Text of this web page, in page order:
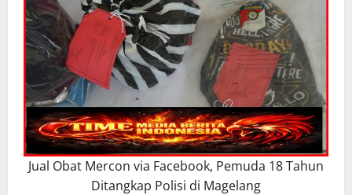
Jual Obat Mercon via Facebook, Pemuda 18 Tahun
Ditangkap Polisi di Magelang